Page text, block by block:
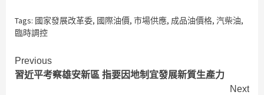
Tags: 國家發展改革委, 國際油價, 市場供應, 成品油價格, 汽柴油,
臨時調控
Continue
Reading
Previous
習近平考察雄安新區 指要因地制宜發展新質生產力
Next